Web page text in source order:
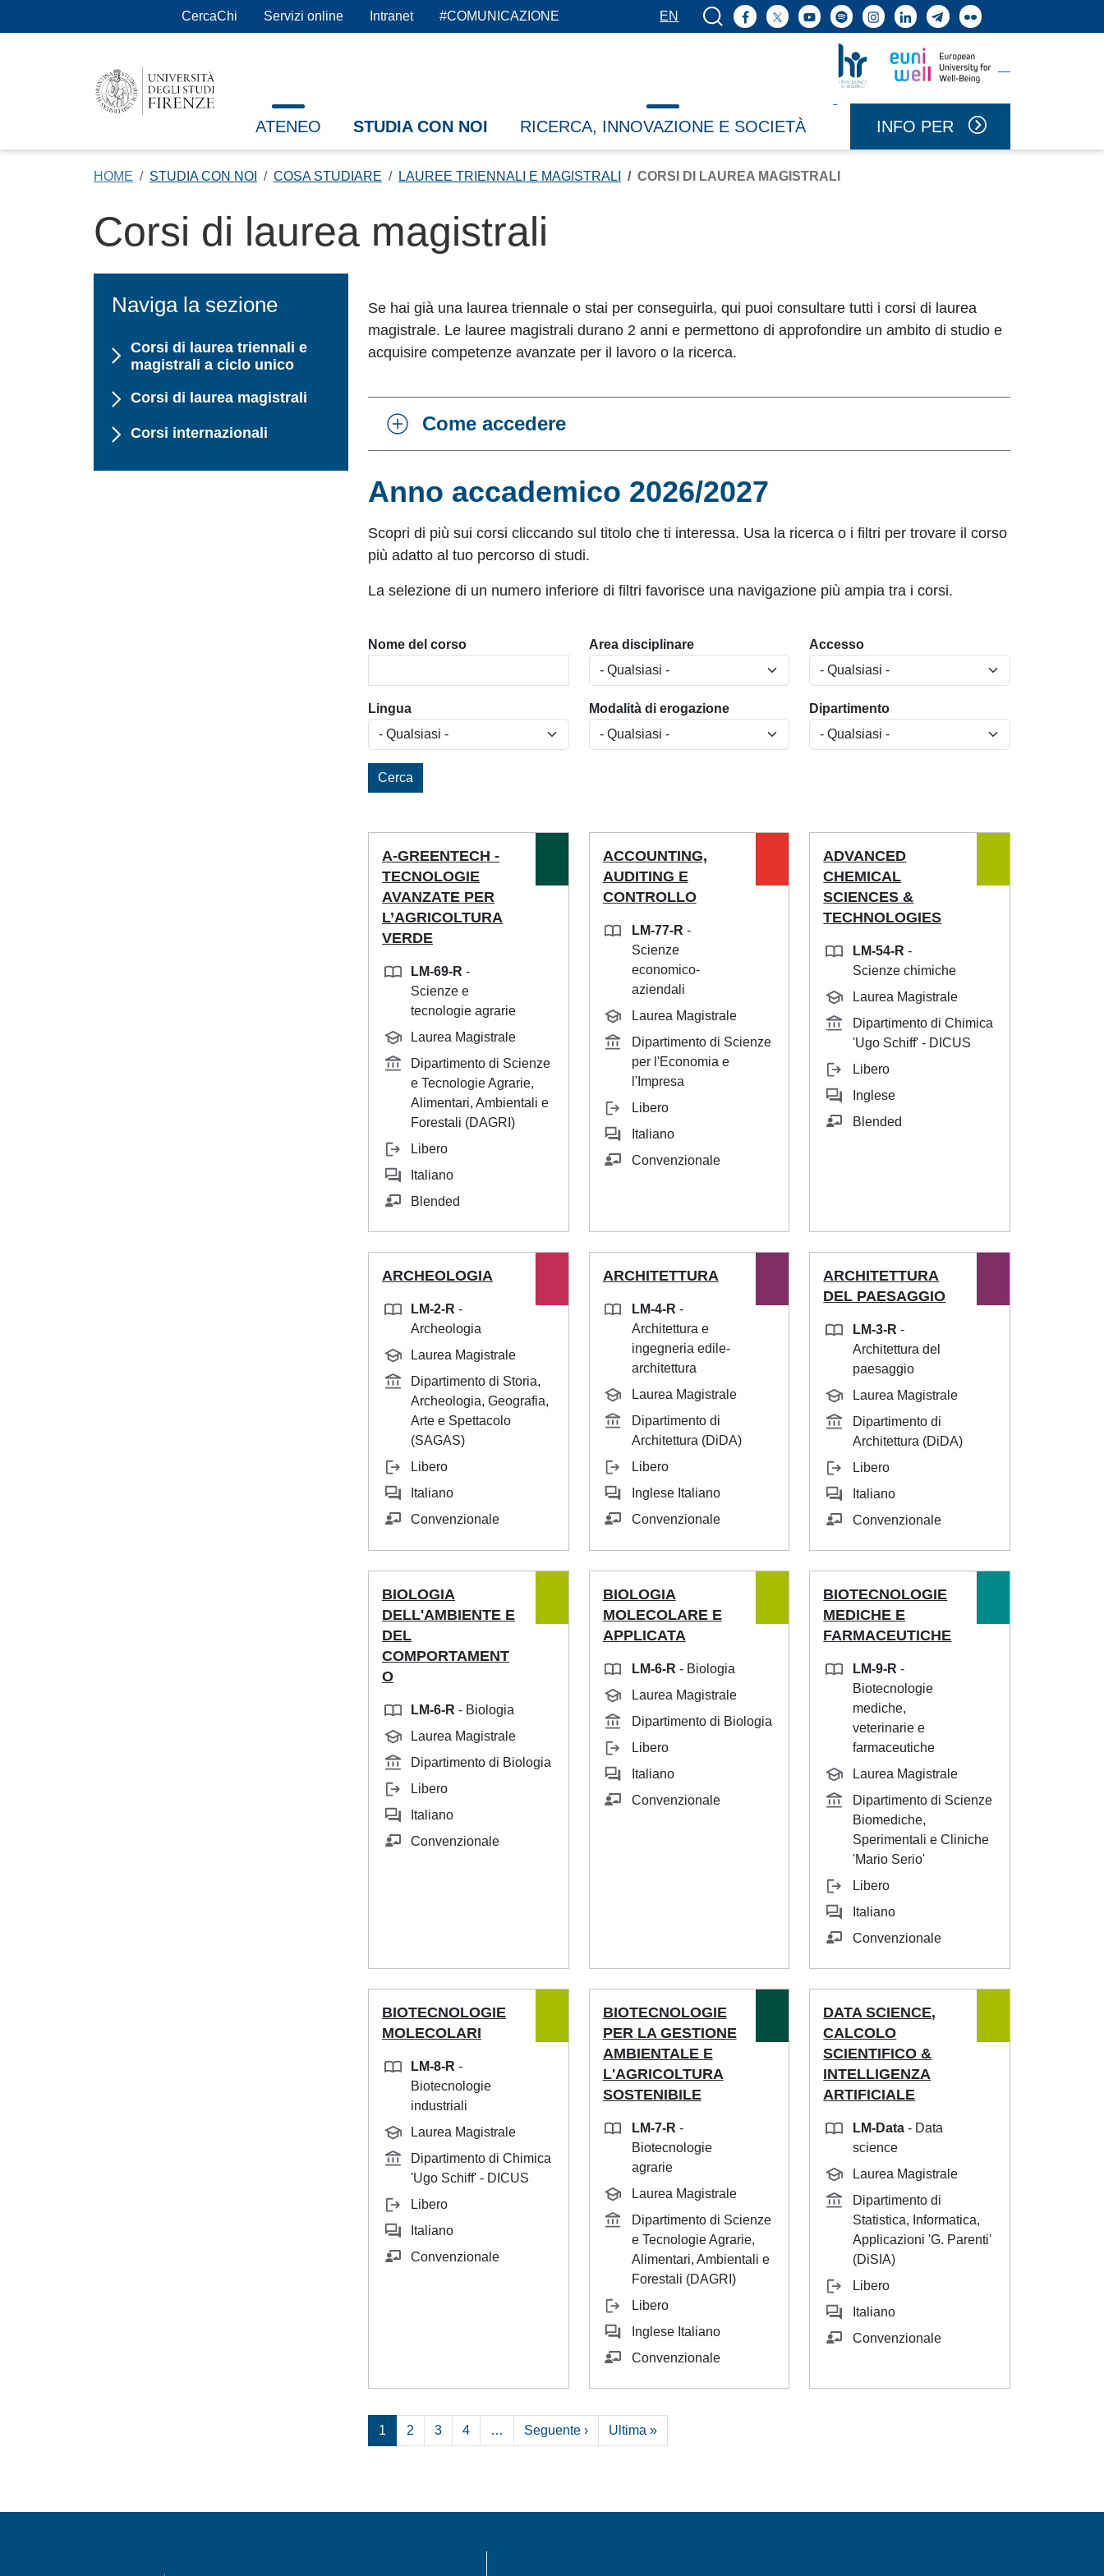
CercaChi Servizi online Intranet #COMUNICAZIONE EN Bottone cerca
Facebook
X YouTube
SpotifyInstagram
LinkedInTelegram
Flickr
ATENEO STUDIA CON NOI RICERCA, INNOVAZIONE E SOCIETÀ INFO PER
HOME STUDIA CON NOI COSA STUDIARE LAUREE TRIENNALI E MAGISTRALI CORSI DI LAUREA MAGISTRALI
Corsi di laurea magistrali
Se hai già una laurea triennale o stai per conseguirla, qui puoi consultare tutti i corsi di laurea
magistrale. Le lauree magistrali durano 2 anni e permettono di approfondire un ambito di studio e
acquisire competenze avanzate per il lavoro o la ricerca.
Come accedere
Anno accademico 2026/2027
Scopri di più sui corsi cliccando sul titolo che ti interessa. Usa la ricerca o i filtri per trovare il corso
più adatto al tuo percorso di studi.
La selezione di un numero inferiore di filtri favorisce una navigazione più ampia tra i corsi.
Nome del corso Area disciplinare Accesso
Lingua Modalità di erogazione Dipartimento
Cerca
A-GREENTECH -
TECNOLOGIE
AVANZATE PER
L’AGRICOLTURA
VERDE
LM-69-R-
Scienze e
tecnologie agrarie
Laurea Magistrale
Dipartimento di Scienze
e Tecnologie Agrarie,
Alimentari, Ambientali e
Forestali (DAGRI)
Libero
Italiano
Blended
ACCOUNTING,
AUDITING E
CONTROLLO
LM-77-R -
Scienze
economico-
aziendali
Laurea Magistrale
Dipartimento di Scienze
per l'Economia e
l'Impresa
Libero
Italiano
Convenzionale
ADVANCED
CHEMICAL
SCIENCES &
TECHNOLOGIES
LM-54-R -
Scienze chimiche
Laurea Magistrale
Dipartimento di Chimica
'Ugo Schiff' - DICUS
Libero
Inglese
Blended
ARCHEOLOGIA
LM-2-R-
Archeologia
Laurea Magistrale
Dipartimento di Storia,
Archeologia, Geografia,
Arte e Spettacolo
(SAGAS)
Libero
Italiano
Convenzionale
ARCHITETTURA
LM-4-R -
Architettura e
ingegneria edile-
architettura
Laurea Magistrale
Dipartimento di
Architettura (DiDA)
Libero
Inglese Italiano
Convenzionale
ARCHITETTURA
DEL PAESAGGIO
LM-3-R -
Architettura del
paesaggio
Laurea Magistrale
Dipartimento di
Architettura (DiDA)
Libero
Italiano
Convenzionale
BIOLOGIA
DELL'AMBIENTE E
DEL
COMPORTAMENT
O
LM-6-R- Biologia
Laurea Magistrale
Dipartimento di Biologia
Libero
Italiano
Convenzionale
BIOLOGIA
MOLECOLARE E
APPLICATA
LM-6-R - Biologia
Laurea Magistrale
Dipartimento di Biologia
Libero
Italiano
Convenzionale
BIOTECNOLOGIE
MEDICHE E
FARMACEUTICHE
LM-9-R -
Biotecnologie
mediche,
veterinarie e
farmaceutiche
Laurea Magistrale
Dipartimento di Scienze
Biomediche,
Sperimentali e Cliniche
'Mario Serio'
Libero
Italiano
Convenzionale
BIOTECNOLOGIE
MOLECOLARI
LM-8-R-
Biotecnologie
industriali
Laurea Magistrale
Dipartimento di Chimica
'Ugo Schiff' - DICUS
Libero
Italiano
Convenzionale
BIOTECNOLOGIE
PER LA GESTIONE
AMBIENTALE E
L'AGRICOLTURA
SOSTENIBILE
LM-7-R -
Biotecnologie
agrarie
Laurea Magistrale
Dipartimento di Scienze
e Tecnologie Agrarie,
Alimentari, Ambientali e
Forestali (DAGRI)
Libero
Inglese Italiano
Convenzionale
DATA SCIENCE,
CALCOLO
SCIENTIFICO &
INTELLIGENZA
ARTIFICIALE
LM-Data - Data
science
Laurea Magistrale
Dipartimento di
Statistica, Informatica,
Applicazioni 'G. Parenti'
(DiSIA)
Libero
Italiano
Convenzionale
1 2 3 4 … Seguente ›Pagina successiva
Ultima »Ultima pagina
Naviga la sezione
Corsi di laurea triennali e
magistrali a ciclo unico
Corsi di laurea magistrali
Corsi internazionali